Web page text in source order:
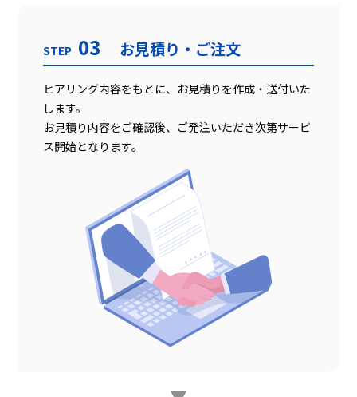
STEP 03 お見積り・ご注文
ヒアリング内容をもとに、お見積りを作成・送付いた
します。
お見積り内容をご確認後、ご発注いただき次第サービ
ス開始となります。